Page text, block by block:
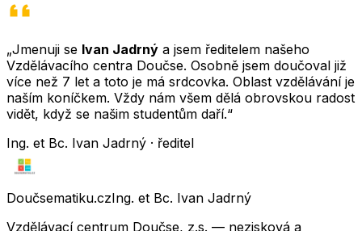
„Jmenuji se Ivan Jadrný a jsem ředitelem našeho
Vzdělávacího centra Doučse. Osobně jsem doučoval již
více než 7 let a toto je má srdcovka. Oblast vzdělávání je
naším koníčkem. Vždy nám všem dělá obrovskou radost
vidět, když se našim studentům daří.“
Ing. et Bc. Ivan Jadrný · ředitel
Doučsematiku.czIng. et Bc. Ivan Jadrný
Vzdělávací centrum Doučse, z.s. — nezisková a